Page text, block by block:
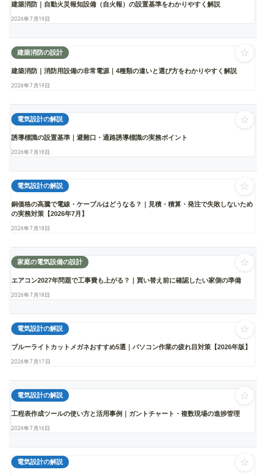
建築消防｜自動火災報知設備（自火報）の設置基準をわかりやすく解説
2026年7月19日
建築消防の設計
建築消防｜消防用設備の非常電源｜4種類の違いと選び方をわかりやすく解説
2026年7月19日
☆
電気設計の解説
誘導標識の設置基準｜避難口・通路誘導標識の実務ポイント
2026年7月18日
☆
電気設計の解説
銅価格の高騰で電線・ケーブルはどうなる？｜見積・積算・発注で失敗しないため
の実務対策【2026年7月】
2026年7月18日
☆
家庭の電気設備の設計
エアコン2027年問題で工事費も上がる？｜買い替え前に確認したい家側の準備
2026年7月18日
☆
電気設計の解説
ブルーライトカットメガネおすすめ5選｜パソコン作業の疲れ目対策【2026年版】
2026年7月17日
☆
電気設計の解説
工程表作成ツールの使い方と活用事例｜ガントチャート・複数現場の進捗管理
2026年7月16日
☆
電気設計の解説 ☆